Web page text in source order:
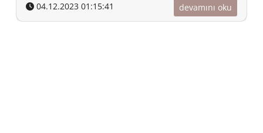
04.12.2023 01:15:41 devamını oku